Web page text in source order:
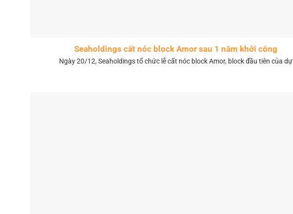
Seaholdings cất nóc block Amor sau 1 năm khởi công
Ngày 20/12, Seaholdings tổ chức lễ cất nóc block Amor, block đầu tiên của dự